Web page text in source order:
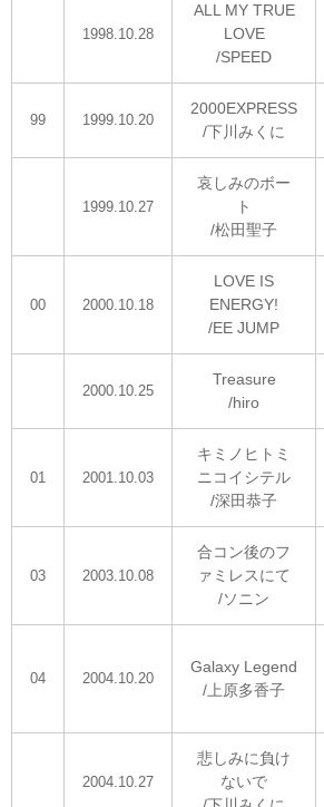
1998.10.28
ALL MY TRUE
LOVE
/SPEED
99 1999.10.20
2000EXPRESS
/下川みくに
1999.10.27
哀しみのボー
ト
/松田聖子
00 2000.10.18
LOVE IS
ENERGY!
/EE JUMP
2000.10.25
Treasure
/hiro
01 2001.10.03
キミノヒトミ
ニコイシテル
/深田恭子
03 2003.10.08
合コン後のフ
ァミレスにて
/ソニン
04 2004.10.20
Galaxy Legend
/上原多香子
2004.10.27
悲しみに負け
ないで